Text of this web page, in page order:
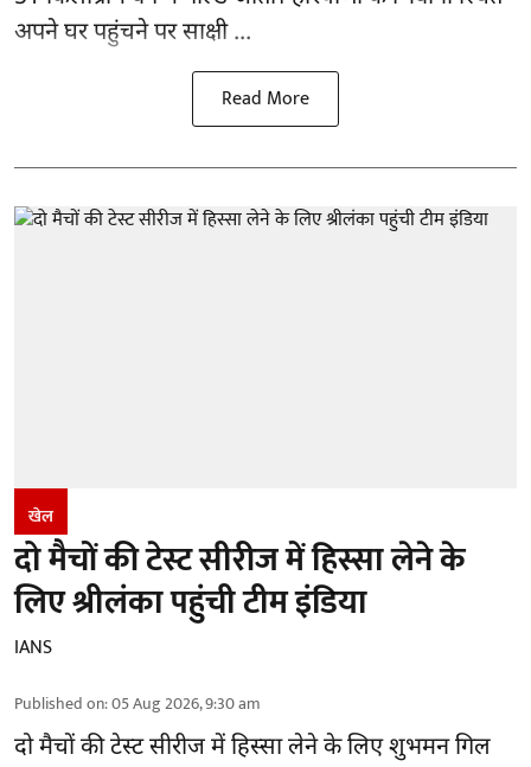
अपने घर पहुंचने पर साक्षी ...
Read More
खेल
दो मैचों की टेस्ट सीरीज में हिस्सा लेने के
लिए श्रीलंका पहुंची टीम इंडिया
IANS
Published on:05 Aug 2026, 9:30 am
दो मैचों की टेस्ट सीरीज में हिस्सा लेने के लिए शुभमन गिल